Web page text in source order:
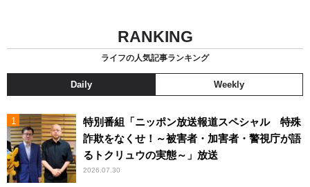
RANKING
ライフの人気記事ランキング
Daily Weekly
特別番組「ニッポン放送報道スペシャル 特殊
詐欺をなくせ！～被害者・加害者・警視庁が語
るトクリュウの実態～」放送
2026.07.30